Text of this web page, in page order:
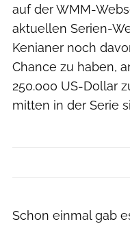
auf der WMM-
aktuellen Serien-
Kenianer noch
Chance zu haben,
250.000 US-Dollar
mitten in der Serie
Schon einmal gab